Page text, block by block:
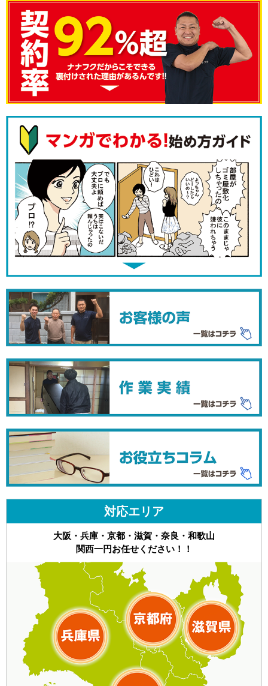
対応エリア
大阪・兵庫・京都・滋賀・奈良・和歌山
関西一円お任せください！！